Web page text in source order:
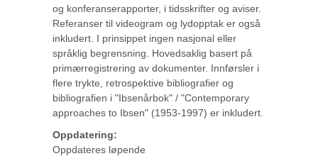
og konferanserapporter, i tidsskrifter og aviser.
Referanser til videogram og lydopptak er også
inkludert. I prinsippet ingen nasjonal eller
språklig begrensning. Hovedsaklig basert på
primærregistrering av dokumenter. Innførsler i
flere trykte, retrospektive bibliografier og
bibliografien i "Ibsenårbok" / "Contemporary
approaches to Ibsen" (1953-1997) er inkludert.
Oppdatering:
Oppdateres løpende